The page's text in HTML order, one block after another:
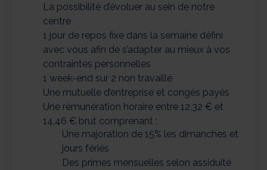
La possibilité d’évoluer au sein de notre
centre
1 jour de repos fixe dans la semaine défini
avec vous afin de s’adapter au mieux à vos
contraintes personnelles
1 week-end sur 2 non travaillé
Une mutuelle d’entreprise et congés payés
Une rémunération horaire entre 12,32 € et
14,46 € brut comprenant :
Une majoration de 15% les dimanches et
jours fériés
Des primes mensuelles selon assiduité